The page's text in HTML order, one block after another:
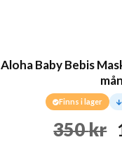
Aloha Baby Bebis
mån
Finns i lager
350kr